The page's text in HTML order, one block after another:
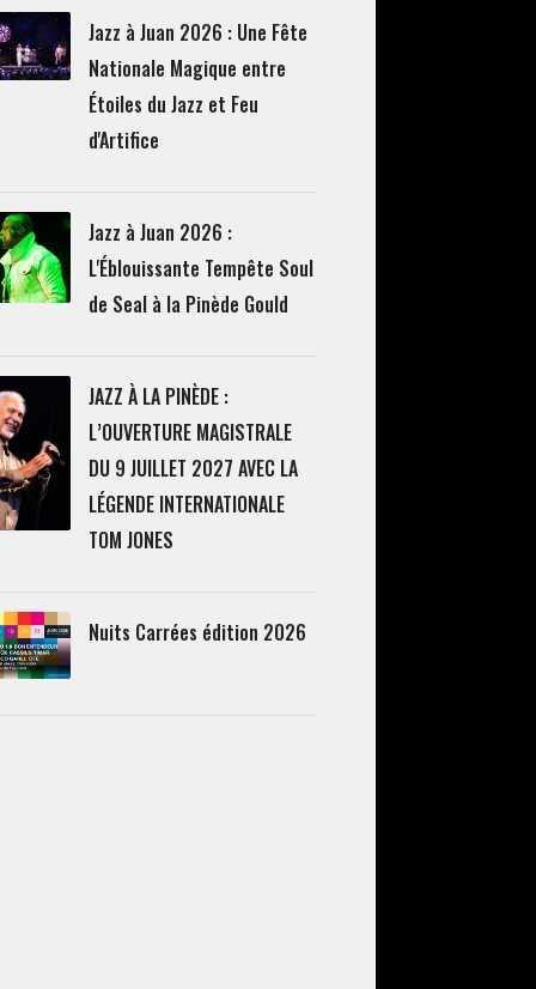
Jazz à Juan 2026 : Une Fête
Nationale Magique entre
Étoiles du Jazz et Feu
d'Artifice
Jazz à Juan 2026 :
L'Éblouissante Tempête Soul
de Seal à la Pinède Gould
JAZZ À LA PINÈDE :
L’OUVERTURE MAGISTRALE
DU 9 JUILLET 2027 AVEC LA
LÉGENDE INTERNATIONALE
TOM JONES
Nuits Carrées édition 2026